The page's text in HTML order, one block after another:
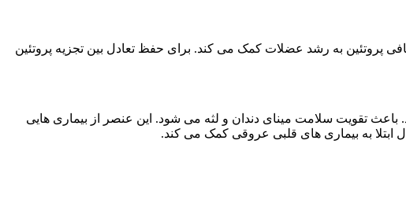
پروتئین به رشد عضلات کمک می کند. برای حفظ تعادل بین تجزیه پروتئین
تقویت سلامت مینای دندان و لثه می شود. این عنصر از بیماری هایی
به بیماری های قلبی عروقی کمک می کند.